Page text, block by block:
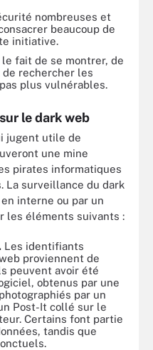
nombreuses et
beaucoup de
initiative.
fait de se montrer, de
rechercher les
plus vulnérables.
le dark web
jugent utile de
une mine
pirates informatiques
La surveillance du dark
interne ou par un
les éléments suivants :
Les identifiants
proviennent de
peuvent avoir été
obtenus par une
par un
Post-It collé sur le
Certains font partie
tandis que